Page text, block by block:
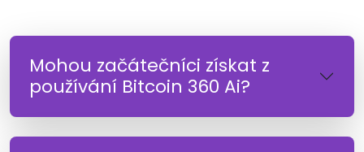
Mohou začátečníci získat z
používání Bitcoin 360 Ai?